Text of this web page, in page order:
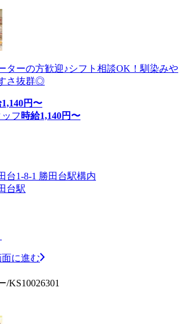
ターの方歓迎♪シフト相談OK！馴染みや
さ抜群◎
1,140円〜
フ 時給1,140円〜
台1-8-1 勝田台駅構内
台駅
に進む
KS10026301